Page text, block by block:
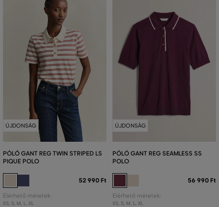
ÚJDONSÁG
PÓLÓ GANT REG TWIN STRIPED LS
PIQUE POLO
52 990 Ft
Elérhető méretek:
XS, S, M, L, XL
ÚJDONSÁG
PÓLÓ GANT REG SEAMLESS SS
POLO
56 990 Ft
Elérhető méretek:
XS, S, M, L, XL